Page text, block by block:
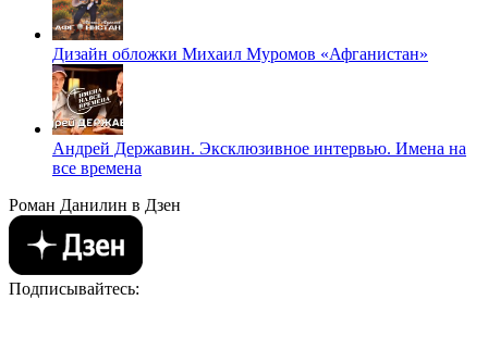
Дизайн обложки Михаил Муромов «Афганистан»
Андрей Державин. Эксклюзивное интервью. Имена на
все времена
Роман Данилин в Дзен
Подписывайтесь: